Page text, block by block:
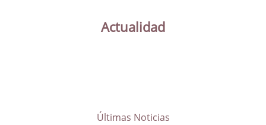
Actualidad
Últimas Noticias